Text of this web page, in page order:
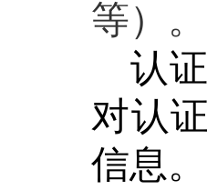
等）。
认
对认
信息。